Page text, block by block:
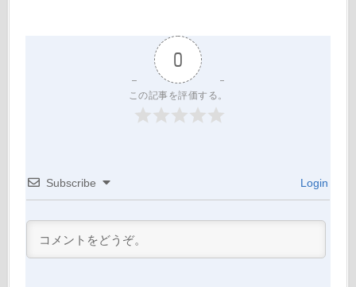
0
この記事を評価する。
Subscribe Login